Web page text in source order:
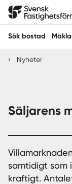
Hoppa
Svensk
Sök bostad
Köpa
Guider
‹ Nyheter
Säljarens
samtidigt som
kraftigt.